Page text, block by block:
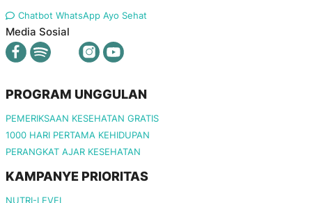
Chatbot WhatsApp Ayo Sehat
Media Sosial
PROGRAM UNGGULAN
PEMERIKSAAN KESEHATAN GRATIS
1000 HARI PERTAMA KEHIDUPAN
PERANGKAT AJAR KESEHATAN
KAMPANYE PRIORITAS
NUTRI-LEVEL